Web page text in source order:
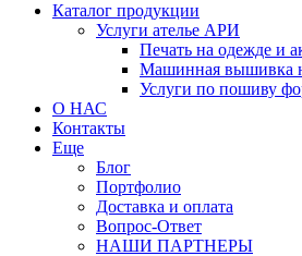
Каталог продукции
Услуги ателье АРИ
Печать на одежде и
Машинная вышивка
Услуги по пошиву
О НАС
Контакты
Еще
Блог
Портфолио
Доставка и оплата
Вопрос-Ответ
НАШИ ПАРТНЕРЫ